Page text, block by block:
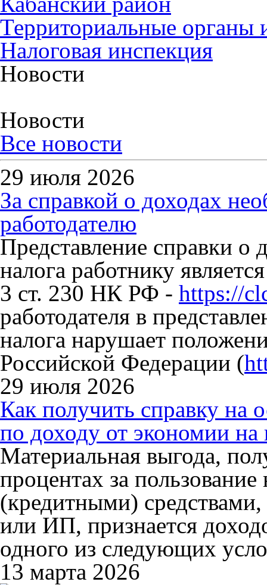
Территориальные органы
Налоговая инспекция
Новости
Новости
Все новости
29 июля 2026
За справкой о доходах
работодателю
Представление справки
налога работнику
3 ст. 230 НК РФ - https://
работодателя в
налога нарушает
Российской Федерации (
29 июля 2026
Как получить справку
по доходу от экономии
Материальная выгода,
процентах за
(кредитными)
или ИП, признается
одного из следующих
13 марта 2026